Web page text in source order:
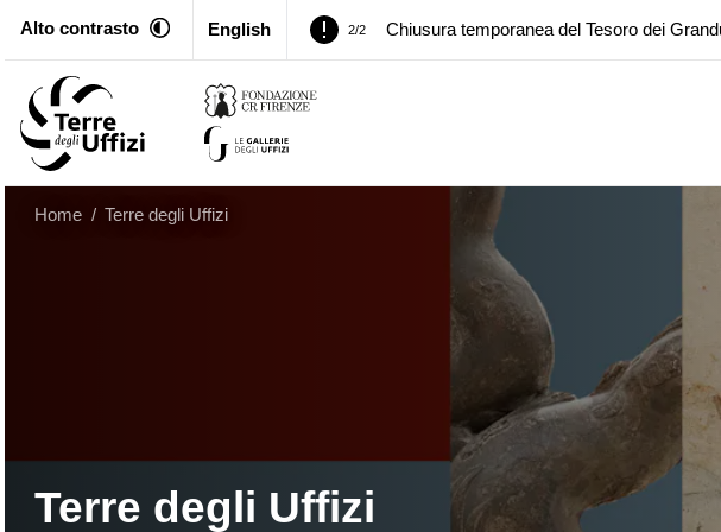
Alto contrasto English 2/2 Chiusura temporanea del Tesoro dei
Home / Terre degli Uffizi
Terre degli Uffizi